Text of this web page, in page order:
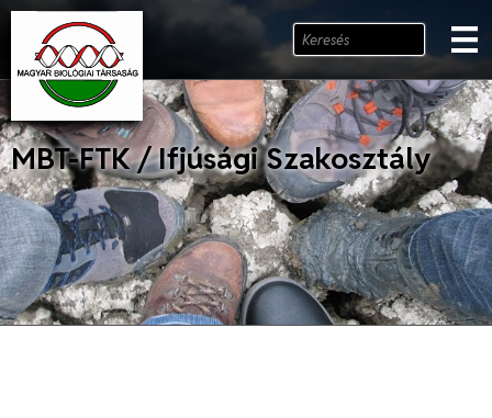
MBT-FTK / Ifjúsági Szakosztály